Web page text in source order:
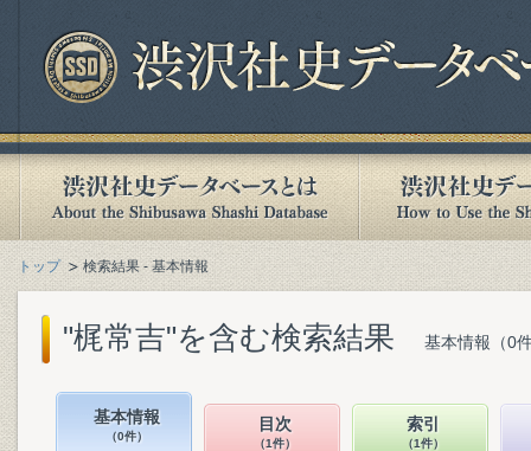
トップ 検索結果 - 基本情報
"梶常吉"を含む検索結果 基本情報（0
基本情報
（0件）
目次
（1件）
索引
（1件）